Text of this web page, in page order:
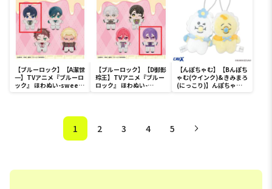
【ブルーロック】【A潔世
一】TVアニメ『ブルーロ
ック』 ほわぬい-sweets
【ブルーロック】【D御影
玲王】TVアニメ『ブルー
ロック』 ほわぬい-
【んぽちゃむ】【Bんぽち
ゃむ(ウインク)&きみまろ
(にっこり)】んぽちゃむ
1 2 3 4 5